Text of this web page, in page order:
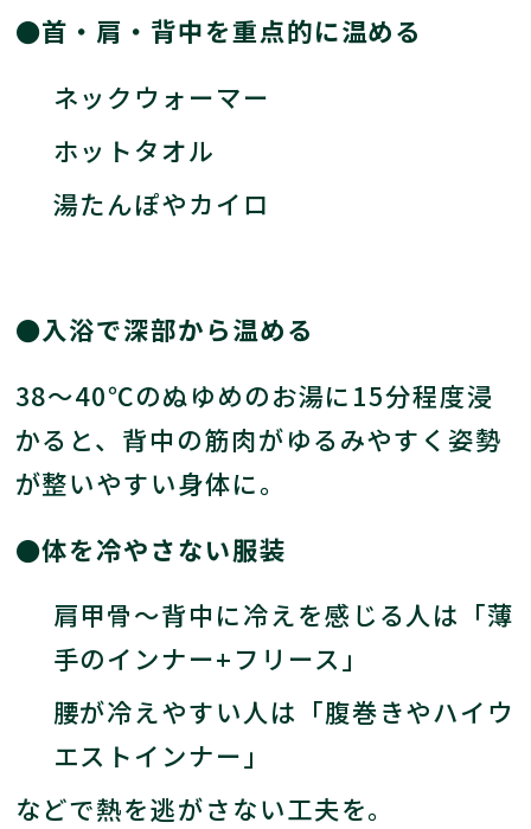
●首・肩・背中を重点的に温める
ネックウォーマー
ホットタオル
湯たんぽやカイロ
●入浴で深部から温める
38～40℃のぬゆめのお湯に15分程度浸
かると、背中の筋肉がゆるみやすく姿勢
が整いやすい身体に。
●体を冷やさない服装
肩甲骨～背中に冷えを感じる人は「薄
手のインナー+フリース」
腰が冷えやすい人は「腹巻きやハイウ
エストインナー」
などで熱を逃がさない工夫を。